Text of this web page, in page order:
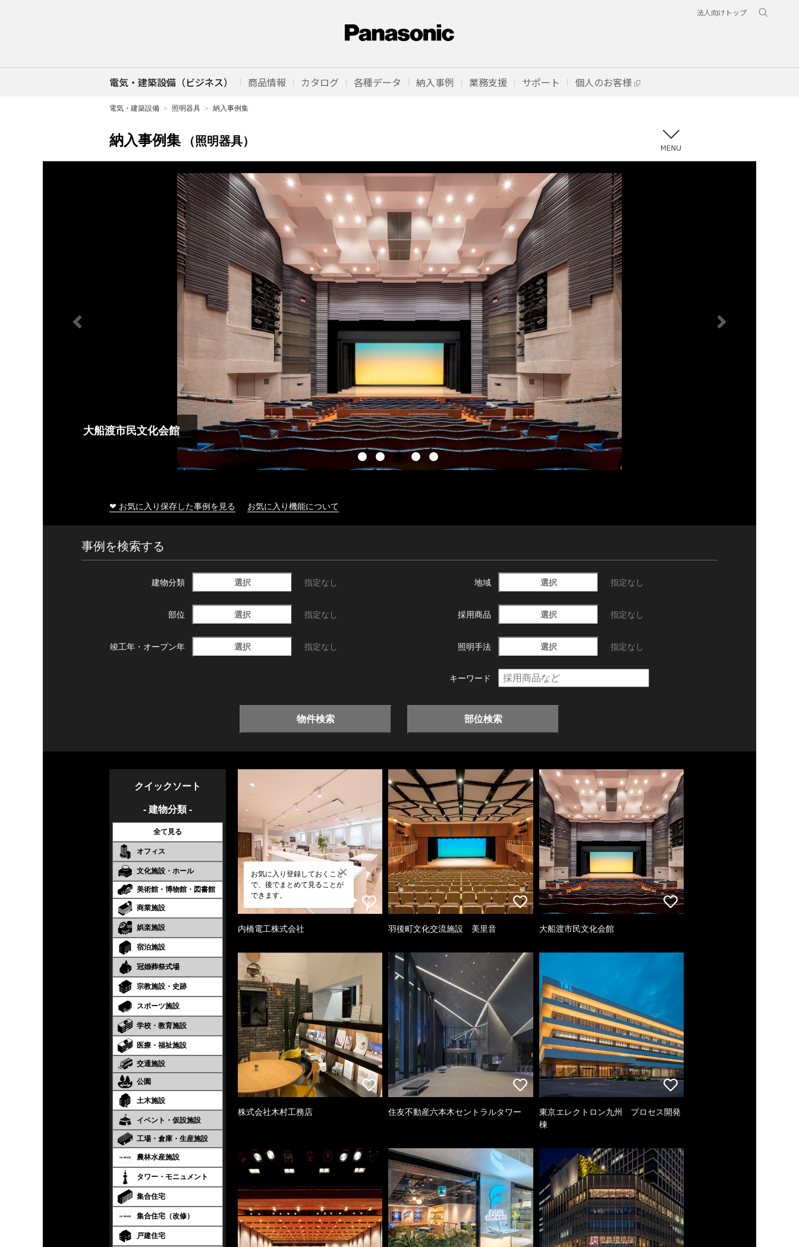
法人向けトップ
電気・建築設備（ビジネス） 商品情報 カタログ 各種データ 納入事例 業務支援 サポート 個人のお客様
電気・建築設備 照明器具 納入事例集
納入事例集 （照明器具）
大船渡市民文化会館
❤ お気に入り保存した事例を見る お気に入り機能について
事例を検索する
建物分類 選択 指定なし 地域 選択 指定なし
部位 選択 指定なし 採用商品 選択 指定なし
竣工年・ オープン年 選択 指定なし 照明手法 選択 指定なし
キーワード
物件検索 部位検索
クイックソート
- 建物分類 -
全て見る
オフィス
文化施設・ホール
美術館・博物館・図書館
商業施設
娯楽施設
宿泊施設
冠婚葬祭式場
宗教施設・史跡
スポーツ施設
学校・教育施設
医療・福祉施設
交通施設
公園
土木施設
イベント・仮設施設
工場・倉庫・生産施設
農林水産施設
タワー・モニュメント
集合住宅
集合住宅（改修）
戸建住宅
お気に入り登録しておくこと
で、後でまとめて見ることが
できます。
内橋電工株式会社 羽後町文化交流施設 美里音 大船渡市民文化会館
株式会社木村工務店 住友不動産六本木セントラルタワー
東京エレクトロン九州 プロセス開発
棟